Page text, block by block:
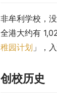
非牟利学校，
全港大约有
稚园计划 」，
创校历史